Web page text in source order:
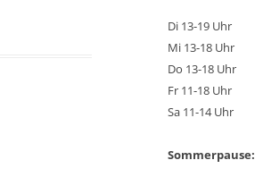
Di 13-19 Uhr
Mi 13-18 Uhr
Do 13-18 Uhr
Fr 11-18 Uhr
Sa 11-14 Uhr
Sommerpause: